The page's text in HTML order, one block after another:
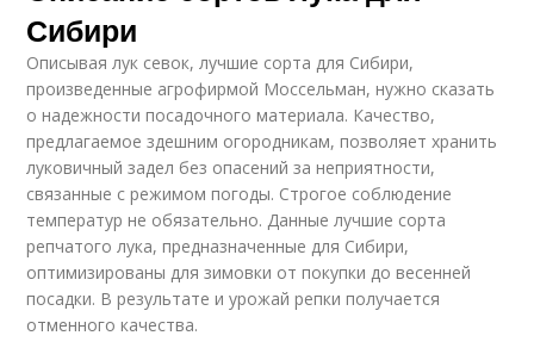
Сибири
Описывая лук севок, лучшие сорта для Сибири,
произведенные агрофирмой Моссельман, нужно сказать
о надежности посадочного материала. Качество,
предлагаемое здешним огородникам, позволяет хранить
луковичный задел без опасений за неприятности,
связанные с режимом погоды. Строгое соблюдение
температур не обязательно. Данные лучшие сорта
репчатого лука, предназначенные для Сибири,
оптимизированы для зимовки от покупки до весенней
посадки. В результате и урожай репки получается
отменного качества.